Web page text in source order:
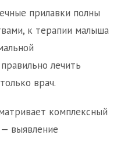
прилавки полны
к терапии малыша
лечить
врач.
комплексный
выявление